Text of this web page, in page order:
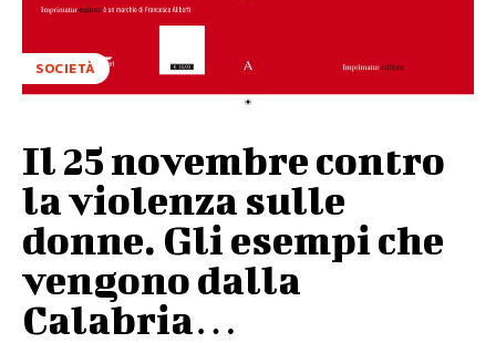
SOCIETÀ
Il 25 novembre contro
la violenza sulle
donne. Gli esempi che
vengono dalla
Calabria…